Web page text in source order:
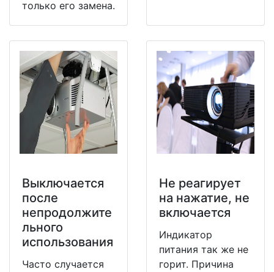
только его замена.
Выключается
после
непродолжите
льного
использования
Часто случается
Не реагирует
на нажатие, не
включается
Индикатор
питания так же не
горит. Причина